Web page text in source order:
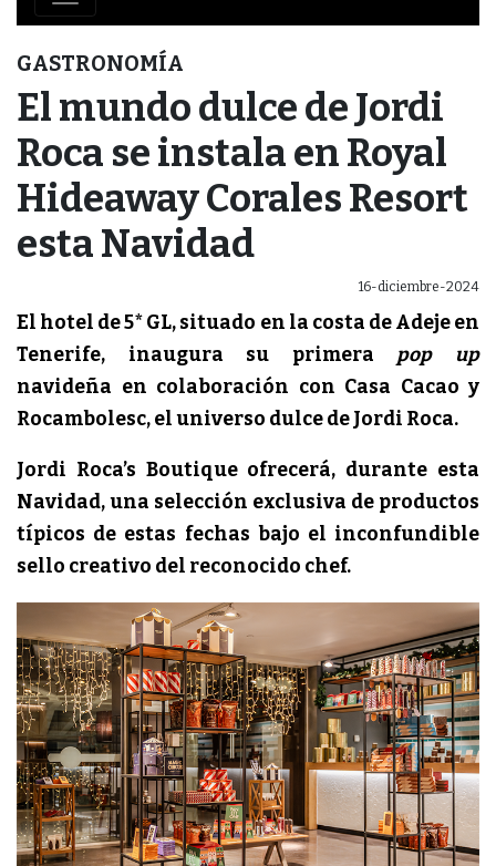
GASTRONOMÍA
El mundo dulce de Jordi
Roca se instala en Royal
Hideaway Corales Resort
esta Navidad
16-diciembre-2024
El hotel de 5* GL, situado en la costa de Adeje en
Tenerife, inaugura su primera pop up
navideña en colaboración con Casa Cacao y
Rocambolesc, el universo dulce de Jordi Roca.
Jordi Roca’s Boutique ofrecerá, durante esta
Navidad, una selección exclusiva de productos
típicos de estas fechas bajo el inconfundible
sello creativo del reconocido chef.